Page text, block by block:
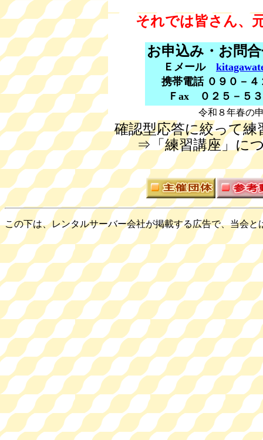
それでは皆さん、
お申込み・お問
Ｅメール
携帯電話 ０９０－
Ｆax ０２５－５
令和８年春の
確認型応答に絞って練
⇒「練習講座」につ
この下は、レンタルサーバー会社が掲載する広告で、当会と